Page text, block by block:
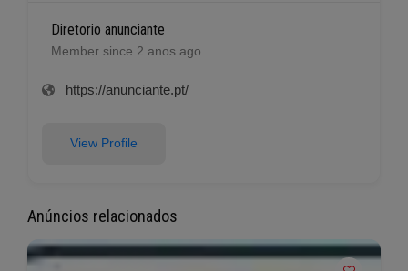
Diretorio anunciante
Member since 2 anos ago
https://anunciante.pt/
View Profile
Anúncios relacionados